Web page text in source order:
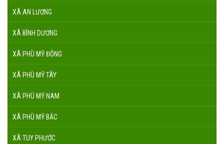
XÃ AN LƯƠNG
XÃ BÌNH DƯƠNG
XÃ PHÙ MỸ ĐÔNG
XÃ PHÙ MỸ TÂY
XÃ PHÙ MỸ NAM
XÃ PHÙ MỸ BẮC
XÃ TUY PHƯỚC